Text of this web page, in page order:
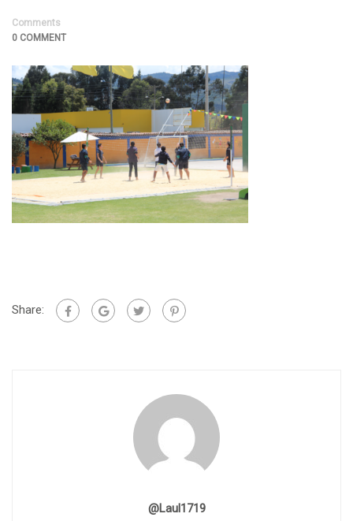
Comments
0 COMMENT
Share:
@laul1719